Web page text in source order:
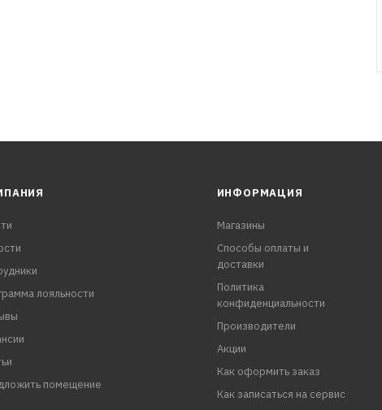
лояльности
помещение
ИНФОРМАЦИЯ
Магазины
Способы оплаты и
доставки
Политика
конфиденциальности
Производители
Акции
Как оформить заказ
Как записаться на сервис